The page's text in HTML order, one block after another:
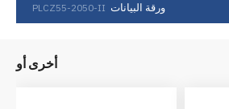
PLCZ55-2050-II ورقة البيانات
أخرى أو